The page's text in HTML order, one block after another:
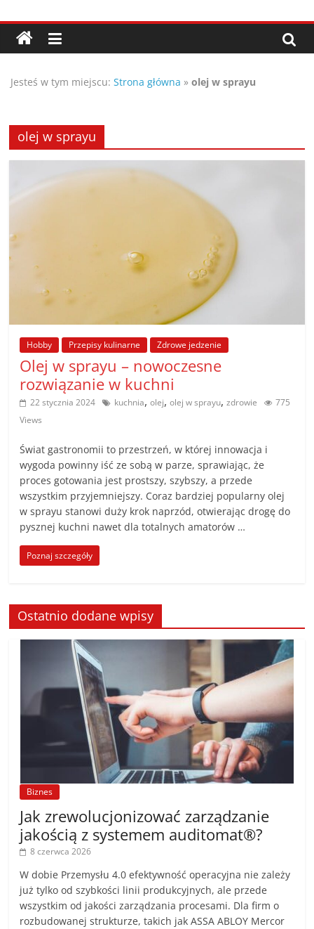
do
treści
Porady,
wskazówki
oraz
ciekawe
rady
–
poznaj
te
poradniki.
Porady
praktyczne
porady
wskazówki
poradniki
na
każdy
temat
Jesteś w tym miejscu: Strona główna »olej w sprayu
olej w sprayu
Hobby Przepisy kulinarne Zdrowe jedzenie
Olej w sprayu – nowoczesne
rozwiązanie w kuchni
22 stycznia 2024 kuchnia,olej,olej w sprayu,zdrowie
775
Views
Świat gastronomii to przestrzeń, w której innowacja i
wygoda powinny iść ze sobą w parze, sprawiając, że
proces gotowania jest prostszy, szybszy, a przede
wszystkim przyjemniejszy. Coraz bardziej popularny olej
w sprayu stanowi duży krok naprzód, otwierając drogę do
pysznej kuchni nawet dla totalnych amatorów …
Poznaj szczegóły
Ostatnio dodane wpisy
Biznes
Jak zrewolucjonizować zarządzanie
jakością z systemem auditomat®?
8 czerwca 2026
W dobie Przemysłu 4.0 efektywność operacyjna nie zależy
już tylko od szybkości linii produkcyjnych, ale przede
wszystkim od jakości zarządzania procesami. Dla firm o
rozbudowanej strukturze, takich jak ASSA ABLOY Mercor